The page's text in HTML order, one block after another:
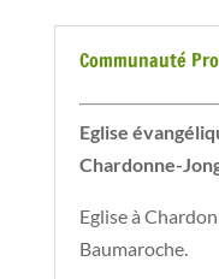
Communauté
Eglise
Chardonne-
Eglise à
Baumaroche.